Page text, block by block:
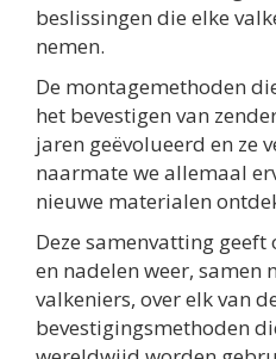
beslissingen die elke
nemen.
De montagemethoden
het bevestigen van
jaren geëvolueerd en ze
naarmate we allemaal
nieuwe materialen
Deze samenvatting
en nadelen weer, samen
valkeniers, over elk van
bevestigingsmethoden